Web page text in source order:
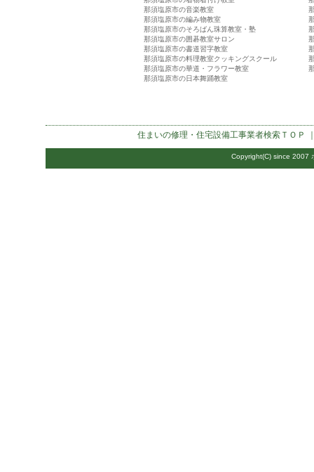
那須塩原市の音楽教室
那須塩原市の編み物教室
那須塩原市のそろばん珠算教室・塾
那須塩原市の囲碁教室サロン
那須塩原市の書道習字教室
那須塩原市の料理教室クッキングスクール
那須塩原市の華道・フラワー教室
那須塩原市の日本舞踊教室
住まいの修理・住宅設備工事業者検索 ＴＯＰ
Copyright(C) since 2007